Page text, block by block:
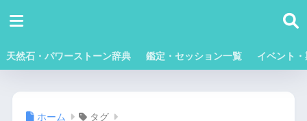
天然石・パワーストーン辞典 鑑定・セッション一覧 イベント
ホーム タグ